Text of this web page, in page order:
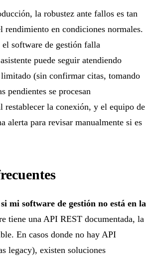
la robustez ante fallos es tan
rendimiento en condiciones normales.
software de gestión falla
puede seguir atendiendo
(sin confirmar citas, tomando
pendientes se procesan
restablecer la conexión, y el equipo de
alerta para revisar manualmente si es
mi software de gestión no está en la
tiene una API REST documentada, la
En casos donde no hay API
legacy), existen soluciones